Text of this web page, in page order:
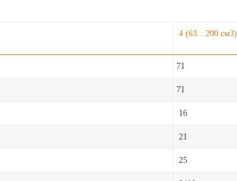
4 (63…200 cм3)
71
71
16
21
25